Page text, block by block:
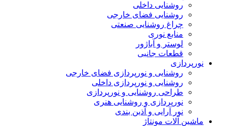
روشنایی داخلی
روشنایی فضای خارجی
چراغ روشنایی صنعتی
منابع نوری
لوستر و آباژور
قطعات جانبی
نورپردازی
روشنایی و نورپردازی فضای خارجی
روشنایی و نورپردازی داخلی
طراحی روشنایی و نورپردازی
نورپردازی و روشنایی هنری
نور آرایی و آذین بندی
ماشین آلات مونتاژ